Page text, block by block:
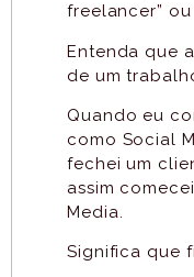
freelancer”​ ou
Entenda que
de um
Quando eu
como Social
fechei um
assim
Media.
Significa que